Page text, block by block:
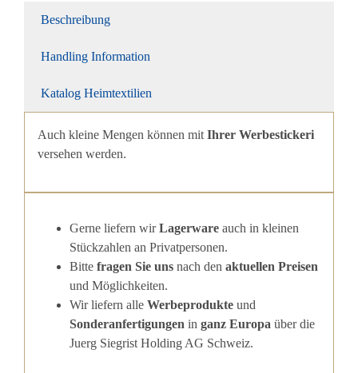
Beschreibung
Handling Information
Katalog Heimtextilien
Auch kleine Mengen können mit Ihrer Werbestickeri
versehen werden.
Gerne liefern wirLagerwareauch in kleinen
Stückzahlen an Privatpersonen.
Bitte fragen Sie unsnach den aktuellen Preisen
und Möglichkeiten.
Wir liefern alle Werbeprodukteund
Sonderanfertigungen in ganz Europa über die
Juerg Siegrist Holding AG Schweiz.